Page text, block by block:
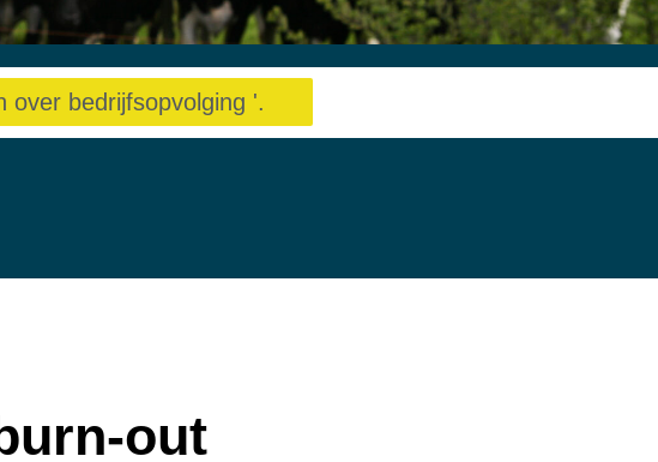
over bedrijfsopvolging '.
out